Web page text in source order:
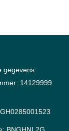
gegevens
14129999